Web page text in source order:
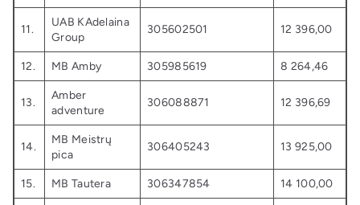
11.
UAB KAdelaina
Group
305602501 12 396,00
12. MB Amby 305985619 8 264,46
13.
Amber
adventure
306088871 12 396,69
14.
MB Meistrų
pica
306405243 13 925,00
15. MB Tautera 306347854 14 100,00